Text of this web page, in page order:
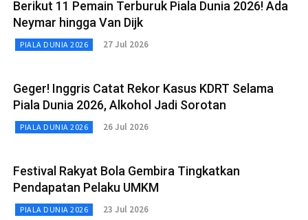
Berikut 11 Pemain Terburuk Piala Dunia 2026! Ada
Neymar hingga Van Dijk
PIALA DUNIA 2026 27 Jul 2026
Geger! Inggris Catat Rekor Kasus KDRT Selama
Piala Dunia 2026, Alkohol Jadi Sorotan
PIALA DUNIA 2026 26 Jul 2026
Festival Rakyat Bola Gembira Tingkatkan
Pendapatan Pelaku UMKM
PIALA DUNIA 2026 23 Jul 2026